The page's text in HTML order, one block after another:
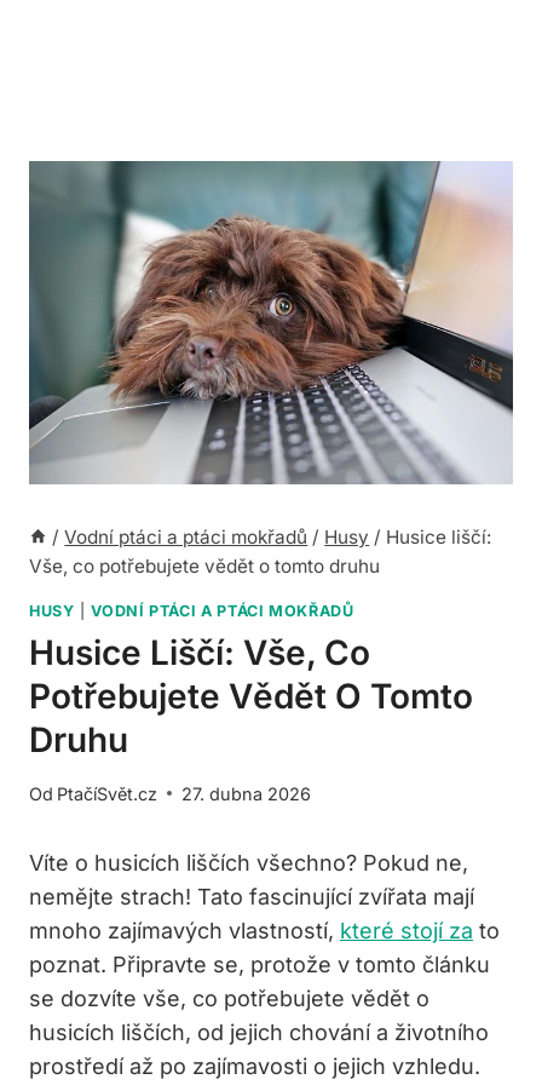
/ Vodní ptáci a ptáci mokřadů / Husy / Husice liščí:
Vše, co potřebujete vědět o tomto druhu
HUSY |VODNÍ PTÁCI A PTÁCI MOKŘADŮ
Husice Liščí: Vše, Co
Potřebujete Vědět O Tomto
Druhu
Od PtačíSvět.cz 27. dubna 2026
Víte o‍ husicích liščích všechno? ⁢Pokud ne,
nemějte strach! Tato fascinující zvířata mají
mnoho zajímavých vlastností, které stojí za to
poznat. Připravte se, protože v tomto článku
se​ dozvíte vše, co potřebujete vědět o
⁢husicích liščích, od jejich chování a životního
prostředí až‌ po‍ zajímavosti o jejich​ vzhledu.